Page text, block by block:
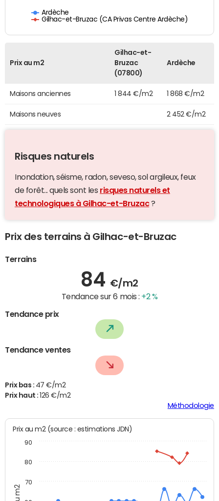
Ardèche
Gilhac-et-Bruzac (CA Privas Centre Ardèche)
Prix au m2
Gilhac-et-
Bruzac
(07800)
Ardèche
Maisons anciennes 1 844 €/m2 1 868 €/m2
Maisons neuves 2 452 €/m2
Risques naturels
Inondation, séisme, radon, seveso, sol argileux, feux
de forêt... quels sont les risques naturels et
technologiques à Gilhac-et-Bruzac?
Prix des terrains à Gilhac-et-Bruzac
Terrains
84 €/m2
Tendance sur 6 mois : +2 %
Tendance prix
Tendance ventes
Prix bas : 47 €/m2
Prix haut : 126 €/m2
Méthodologie
Prix au m2 (source : estimations JDN)
70
80
90